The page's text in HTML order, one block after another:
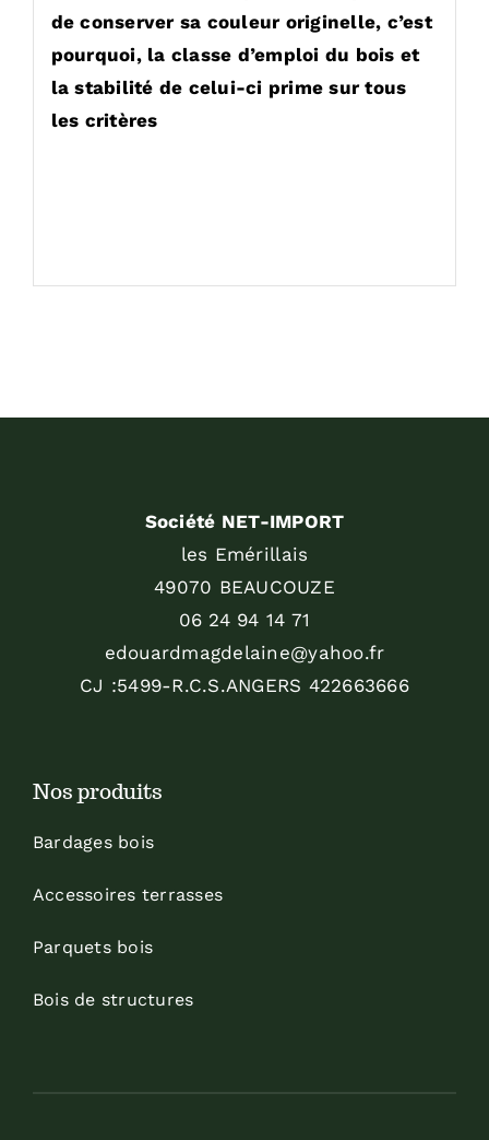
de conserver sa couleur originelle, c’est
pourquoi, la classe d’emploi du bois et
la stabilité de celui-ci prime sur tous
les critères
Société NET-IMPORT
les Emérillais
49070 BEAUCOUZE
06 24 94 14 71
edouardmagdelaine@yahoo.fr
CJ :5499-R.C.S.ANGERS 422663666
Nos produits
Bardages bois
Accessoires terrasses
Parquets bois
Bois de structures